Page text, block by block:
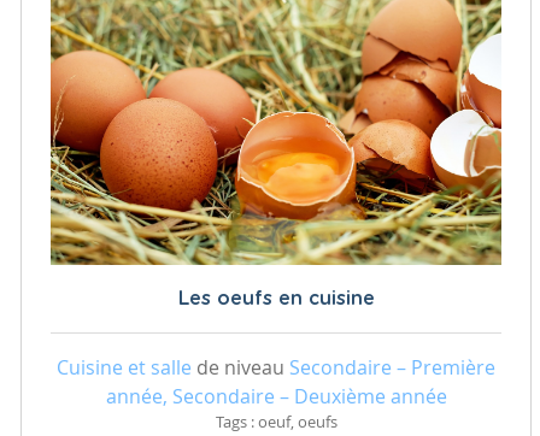
Les oeufs en cuisine
Cuisine et salle de niveau Secondaire – Première
année, Secondaire – Deuxième année
Tags : oeuf, oeufs